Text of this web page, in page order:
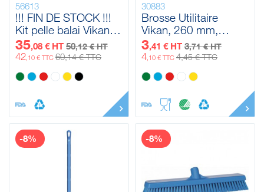
56613
!!! FIN DE STOCK !!!
Kit pelle balai Vikan,
370 mm
35,08 € HT 50,12 € HT
42,10 € TTC 60,14 € TTC
30883
Brosse Utilitaire
Vikan, 260 mm,
Medium
3,41 € HT 3,71 € HT
4,10 € TTC 4,45 € TTC
-8% -8%